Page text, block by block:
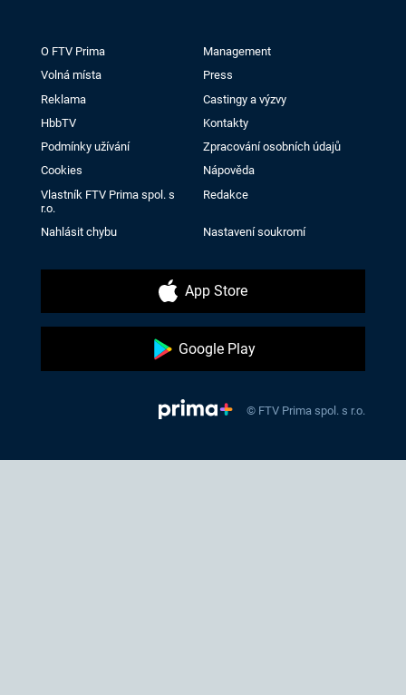
O FTV Prima
Management
Volná místa
Press
Reklama
Castingy a výzvy
HbbTV
Kontakty
Podmínky užívání
Zpracování osobních údajů
Cookies
Nápověda
Vlastník FTV Prima spol. s
r.o.
Redakce
Nahlásit chybu Nastavení soukromí
App Store
Google Play
© FTV Prima spol. s r.o.